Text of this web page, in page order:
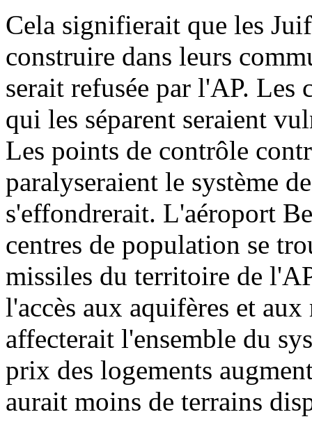
Cela signifierait que les
construire dans leurs
serait refusée par l'AP. Les
qui les séparent seraient
Les points de contrôle
paralyseraient le système
s'effondrerait. L'aéroport
centres de population se
missiles du territoire de
l'accès aux aquifères et aux
affecterait l'ensemble du
prix des logements
aurait moins de terrains